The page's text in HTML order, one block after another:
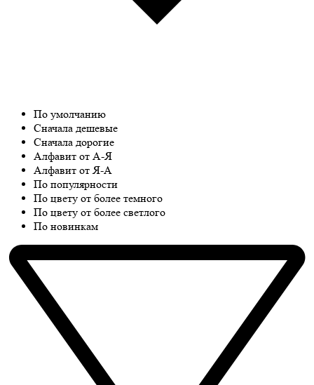
По умолчанию
Сначала дешевые
Сначала дорогие
Алфавит от А-Я
Алфавит от Я-А
По популярности
По цвету от более темного
По цвету от более светлого
По новинкам